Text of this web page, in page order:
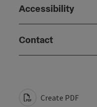
Accessibility
Contact
Create PDF